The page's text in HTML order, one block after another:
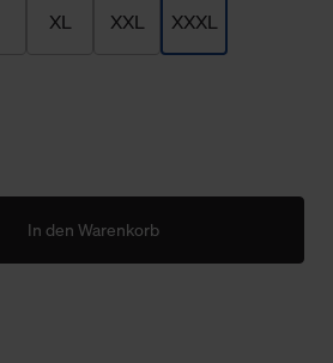
XL XXL XXXL
In den Warenkorb